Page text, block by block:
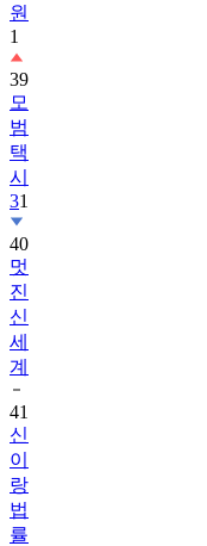
원
1
39
모
범
택
시
31
40
멋
진
신
세
계
41
신
이
랑
법
률